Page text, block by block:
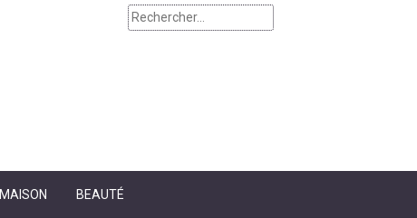
Rechercher :
MAISON BEAUTÉ